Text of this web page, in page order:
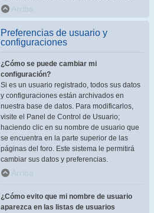
Arriba
Preferencias de usuario y
configuraciones
¿Cómo se puede cambiar mi
configuración?
Si es un usuario registrado, todos sus datos
y configuraciones están archivados en
nuestra base de datos. Para modificarlos,
visite el Panel de Control de Usuario;
haciendo clic en su nombre de usuario que
se encuentra en la parte superior de las
páginas del foro. Este sistema le permitirá
cambiar sus datos y preferencias.
Arriba
¿Cómo evito que mi nombre de usuario
aparezca en las listas de usuarios